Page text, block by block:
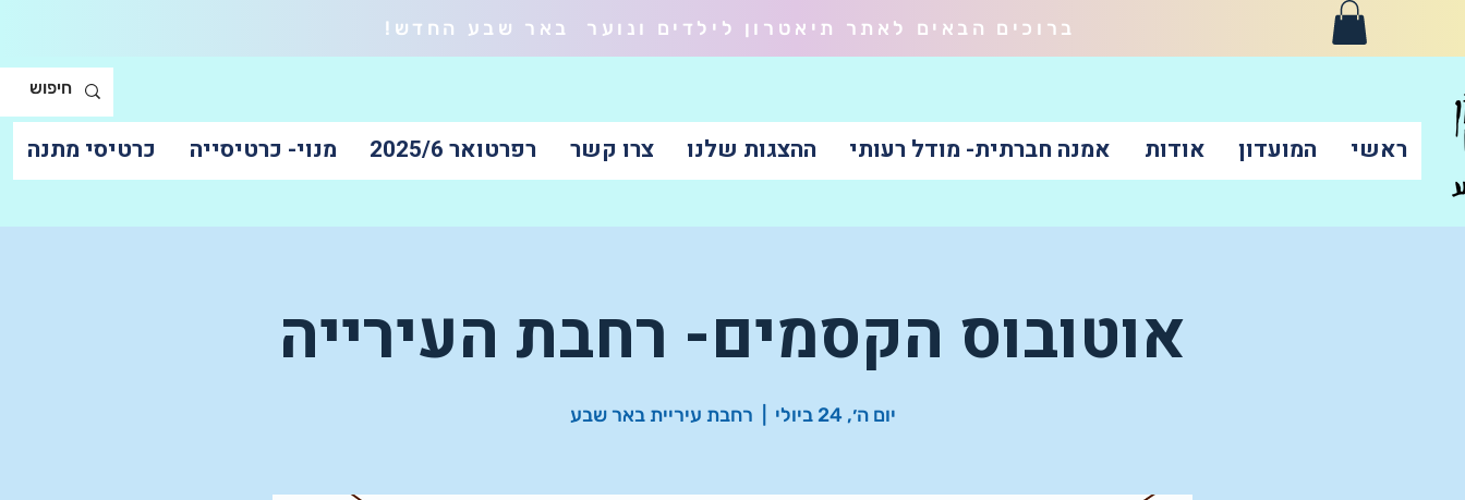
ברוכים הבאים לאתר תיאטרון לילדים ונוער באר שבע החדש!
ראשי המועדון אודות אמנה חברתית- מודל רעותי ההצגות שלנו צרו קשר רפרטואר 2025/6 מנוי- כרטיסייה כרטיסי מתנה
אוטובוס הקסמים- רחבת העירייה
יום ה׳, 24 ביולי רחבת עיריית באר שבע